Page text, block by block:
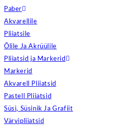
Paber
Akvarellile
Pliiatsile
Õlile Ja Akrüülile
Pliiatsid ja Markerid
Markerid
Akvarell Pliiatsid
Pastell Pliiatsid
Süsi, Süsinik Ja Grafiit
Värvipliiatsid